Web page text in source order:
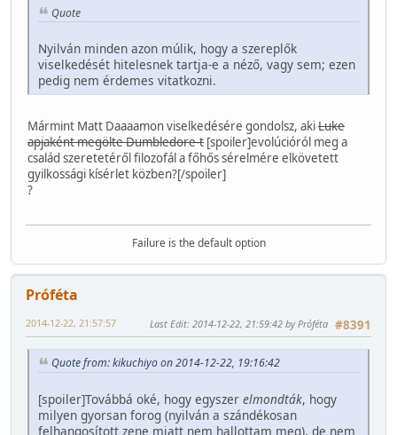
Quote
Nyilván minden azon múlik, hogy a szereplők
viselkedését hitelesnek tartja-e a néző, vagy sem; ezen
pedig nem érdemes vitatkozni.
Mármint Matt Daaaamon viselkedésére gondolsz, akiLuke
apjaként megölte Dumbledore-t [spoiler]evolúcióról meg a
család szeretetéről filozofál a főhős sérelmére elkövetett
gyilkossági kísérlet közben?[/spoiler]
?
Failure is the default option
Próféta
#8391
2014-12-22, 21:57:57 Last Edit: 2014-12-22, 21:59:42 by Próféta
Quote from: kikuchiyo on 2014-12-22, 19:16:42
[spoiler]Továbbá oké, hogy egyszer elmondták, hogy
milyen gyorsan forog (nyilván a szándékosan
felhangosított zene miatt nem hallottam meg), de nem